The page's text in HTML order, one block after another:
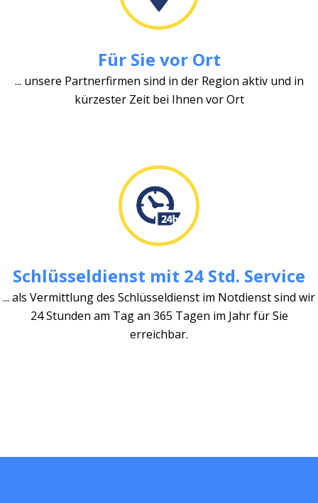
Für Sie vor Ort
... unsere Partnerfirmen sind in der Region aktiv und in
kürzester Zeit bei Ihnen vor Ort
Schlüsseldienst mit 24 Std. Service
... als Vermittlung des Schlüsseldienst im Notdienst sind wir
24 Stunden am Tag an 365 Tagen im Jahr für Sie
erreichbar.